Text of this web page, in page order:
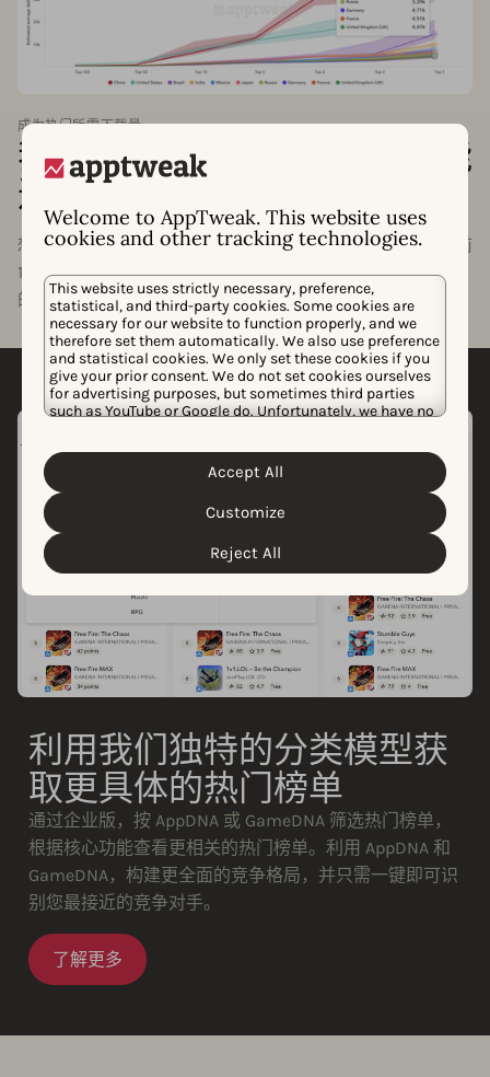
Welcome to AppTweak. This website uses
cookies and other tracking technologies.
This website uses strictly necessary, preference,
statistical, and third-party cookies. Some cookies are
necessary for our website to function properly, and we
therefore set them automatically. We also use preference
and statistical cookies. We only set these cookies if you
give your prior consent. We do not set cookies ourselves
for advertising purposes, but sometimes third parties
such as YouTube or Google do. Unfortunately, we have no
personal data and the different cookies we use, please
Cookie Policy&Privacy Policy
customize your cookie settings and preferences by
clicking the “Customize” button.
Reject All
Customize
Accept All
成为热门所需下载量
我的应用需要多少下载量才能
进入前 10 名？
想知道您的应用或游戏需要达到什么水平才能进入类别的前
1、5 或 10 名？通过“成为热门所需下载量”，我们将估算您
的应用在所属类别中名列前茅所需的下载量。
利用我们独特的分类模型获
取更具体的热门榜单
通过企业版，按 AppDNA 或 GameDNA 筛选热门榜单，
根据核心功能查看更相关的热门榜单。利用 AppDNA 和
GameDNA，构建更全面的竞争格局，并只需一键即可识
别您最接近的竞争对手。
了解更多